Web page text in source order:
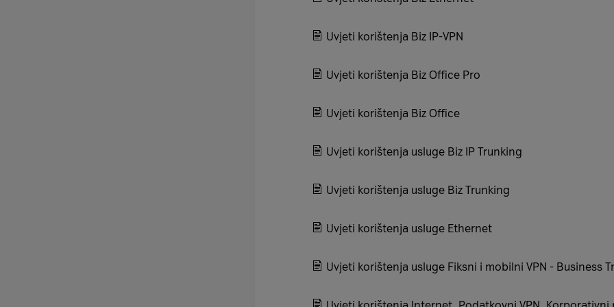
Uvjeti korištenja Biz IP-VPN
Uvjeti korištenja Biz Office Pro
Uvjeti korištenja Biz Office
Uvjeti korištenja usluge Biz IP Trunking
Uvjeti korištenja usluge Biz Trunking
Uvjeti korištenja usluge Ethernet
Uvjeti korištenja usluge Fiksni i mobilni VPN - Business